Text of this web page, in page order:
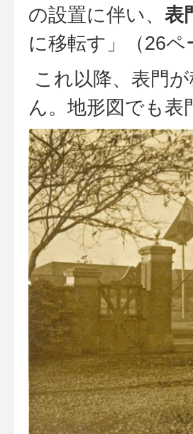
の設置に伴い、 表
に移転す」（26ペ
これ以降、表門
ん。地形図でも